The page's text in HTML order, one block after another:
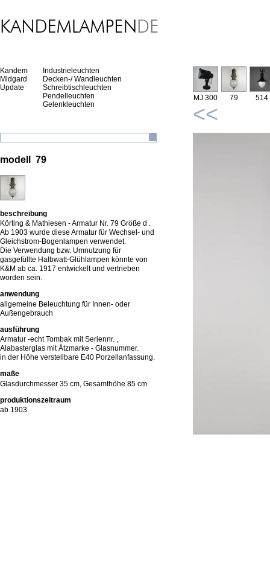
Kandem
Midgard
Update
Industrieleuchten
Decken-/ Wandleuchten
Schreibtischleuchten
Pendelleuchten
Gelenkleuchten
modell 79
beschreibung
Körting & Mathiesen - Armatur Nr. 79 Größe d .
Ab 1903 wurde diese Armatur für Wechsel- und
Gleichstrom-Bogenlampen verwendet.
Die Verwendung bzw. Umnutzung für
gasgefüllte Halbwatt-Glühlampen könnte von
K&M ab ca. 1917 entwickelt und vertrieben
worden sein.
anwendung
allgemeine Beleuchtung für Innen- oder
Außengebrauch
ausführung
Armatur -echt Tombak mit Seriennr. ,
Alabasterglas mit Ätzmarke - Glasnummer.
in der Höhe verstellbare E40 Porzellanfassung.
maße
Glasdurchmesser 35 cm, Gesamthöhe 85 cm
produktionszeitraum
ab 1903
MJ 300 79 514
<<